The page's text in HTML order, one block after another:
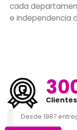
cada
e independencia
Clientes
Desde 1987